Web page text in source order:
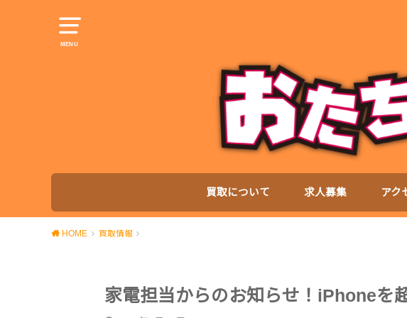
MENU
買取について 求人募集 アク
HOME 買取情報
家電担当からのお知らせ！iPhoneを